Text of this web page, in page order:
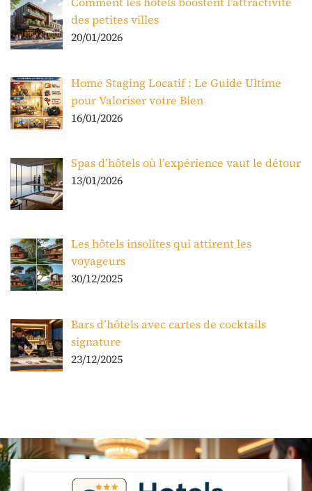
des petites villes
20/01/2026
Home Staging Locatif : Le Guide Ultime
pour Valoriser votre Bien
16/01/2026
Spas d’hôtels où l’expérience vaut le détour
13/01/2026
Les hôtels insolites qui attirent les
voyageurs
30/12/2025
Bars d’hôtels avec cartes de cocktails
signature
23/12/2025